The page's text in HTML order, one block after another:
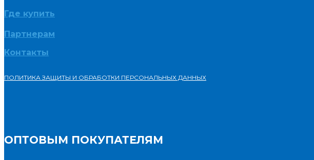
Где купить
Партнерам
Контакты
ПОЛИТИКА ЗАЩИТЫ И ОБРАБОТКИ ПЕРСОНАЛЬНЫХ ДАННЫХ
ОПТОВЫМ ПОКУПАТЕЛЯМ